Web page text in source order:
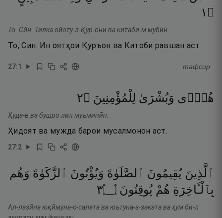
۝ ١
То. Сйн. Тилка ойоту-л-Қур-они ва китаби-м мубӣн.
То, Син. Ин оятҳои Қуръон ва Китоби равшан аст.
27:1 тафсир
هُدًۭى وَبُشْرَىٰ لِلْمُؤْمِنِينَ ۝٢
Ҳуда-в ва бушро лил муъминӣн.
Ҳидоят ва мужда барои мусалмонон аст.
27:2
ٱلَّذِينَ يُقِيمُونَ ٱلصَّلَوٰةَ وَيُؤْتُونَ ٱلزَّكَوٰةَ وَهُم
بِٱلْـَٔاخِرَةِ هُمْ يُوقِنُونَ ۝٣
Ал-лазӣна юқӣмуна-с-салата ва юътуна-з-заката ва ҳум би-л